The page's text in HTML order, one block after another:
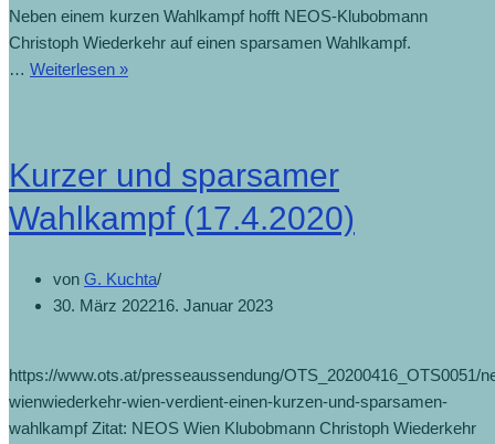
Neben einem kurzen Wahlkampf hofft NEOS-Klubobmann
Christoph Wiederkehr auf einen sparsamen Wahlkampf.
… Weiterlesen »
Kurzer und sparsamer
Wahlkampf (17.4.2020)
von G. Kuchta
30. März 202216. Januar 2023
https://www.ots.at/presseaussendung/OTS_20200416_OTS0051/
wienwiederkehr-wien-verdient-einen-kurzen-und-sparsamen-
wahlkampf Zitat: NEOS Wien Klubobmann Christoph Wiederkehr